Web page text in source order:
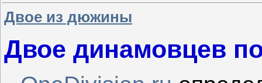
Двое из дюжины
Двое динамовцев